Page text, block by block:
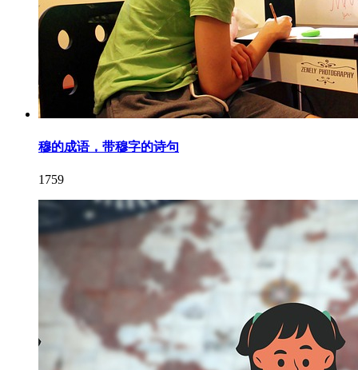
穆的成语，带穆字的诗句
1759